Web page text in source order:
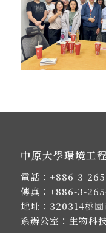
中原大學環境工
電話： +886-3-
傳真：+886-3-
地址： 320314桃
系辦公室：生物科